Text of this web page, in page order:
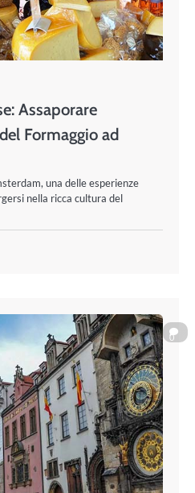
Assaporare
Formaggio ad
una delle esperienze
nella ricca cultura del
0